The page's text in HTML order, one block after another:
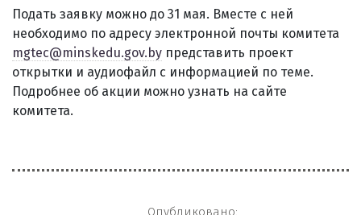
Подать заявку можно до 31 мая. Вместе с ней
необходимо по адресу электронной почты комитета
mgtec@minskedu.gov.by представить проект
открытки и аудиофайл с информацией по теме.
Подробнее об акции можно узнать на сайте
комитета.
Опубликовано: